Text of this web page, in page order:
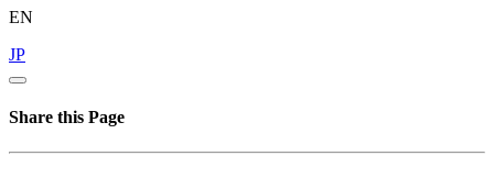
EN
JP
Share this Page